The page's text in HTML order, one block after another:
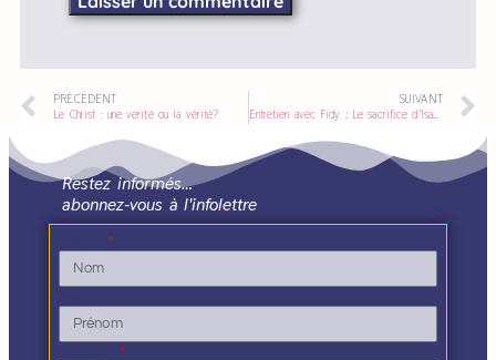
PRÉCÉDENT
Le Christ : une vérité ou la vérité?
SUIVANT
Entretien avec Fidy : Le sacrifice d’Isaac
Restez informés…
abonnez-vous à l'infolettre